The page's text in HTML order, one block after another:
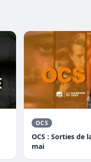
OCS
OCS : Sorties de
mai